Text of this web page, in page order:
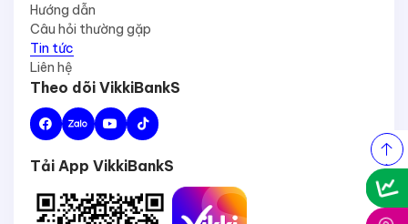
Hướng dẫn
Câu hỏi thường gặp
Tin tức
Liên hệ
Theo dõi VikkiBankS
Tải App VikkiBankS